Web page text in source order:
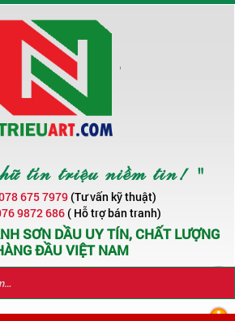
tín triệu niềm tin! "
675 7979(Tư vấn kỹ thuật)
9872 686( Hỗ trợ bán tranh)
SƠN DẦU UY TÍN, CHẤT LƯỢNG
ĐẦU VIỆT NAM